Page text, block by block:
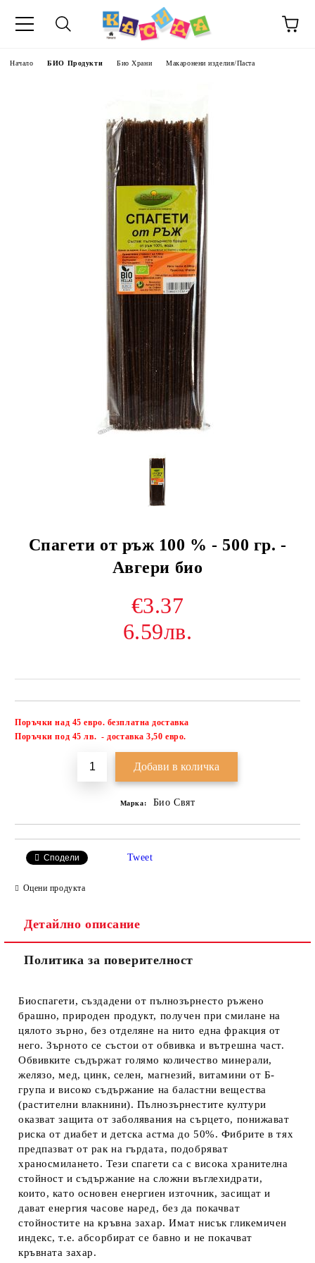
Начало БИО Продукти Био Храни Макаронени изделия/Паста
Спагети от ръж 100 % - 500 гр. -
Авгери био
€3.37
6.59лв.
Поръчки над 45 евро. безплатна доставка
Поръчки под 45 лв. - доставка 3,50 евро.
Марка: Био Свят
Сподели Tweet
Оцени продукта
Детайлно описание
Политика за поверителност
Биоспагети, създадени от пълнозърнесто ръжено
брашно, природен продукт, получен при смилане на
цялото зърно, без отделяне на нито една фракция от
него. Зърното се състои от обвивкa и вътрешна част.
Обвивките съдържат голямо количество минерали,
желязо, мед, цинк, селен, магнезий, витамини от Б-
група и високо съдържание на баластни вещества
(растителни влакнини). Пълнозърнестите култури
оказват защита от заболявания на сърцето, понижават
риска от диабет и детска астма до 50%. Фибрите в тях
предпазват от рак на гърдата, подобряват
храносмилането. Тези спагети са с висока хранителна
стойност и съдържание на сложни въглехидрати,
които, като основен енергиен източник, засищат и
дават енергия часове наред, без да покачват
стойностите на кръвна захар. Имат нисък гликемичен
индекс, т.е. абсорбират се бавно и не покачват
кръвната захар.